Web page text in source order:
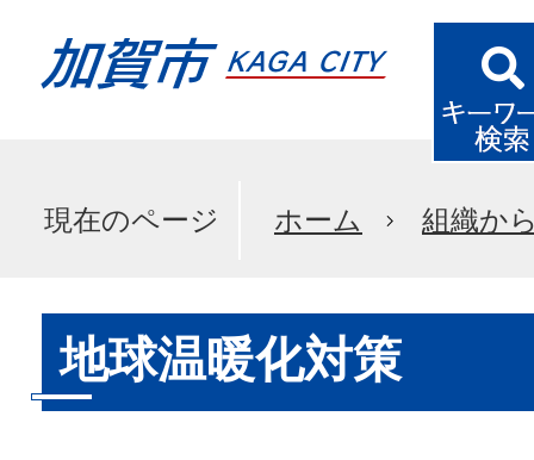
現在のページ ホーム 組織か
地球温暖化対策